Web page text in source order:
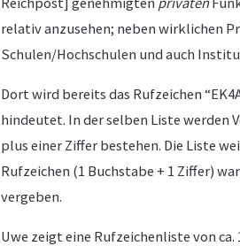
relativ anzusehen; neben wirklichen
Schulen/Hochschulen und auch
Dort wird bereits das Rufzeichen
hindeutet. In der selben Liste werden
plus einer Ziffer bestehen. Die Liste
Rufzeichen (1 Buchstabe + 1 Ziffer)
vergeben.
Uwe zeigt eine Rufzeichenliste von